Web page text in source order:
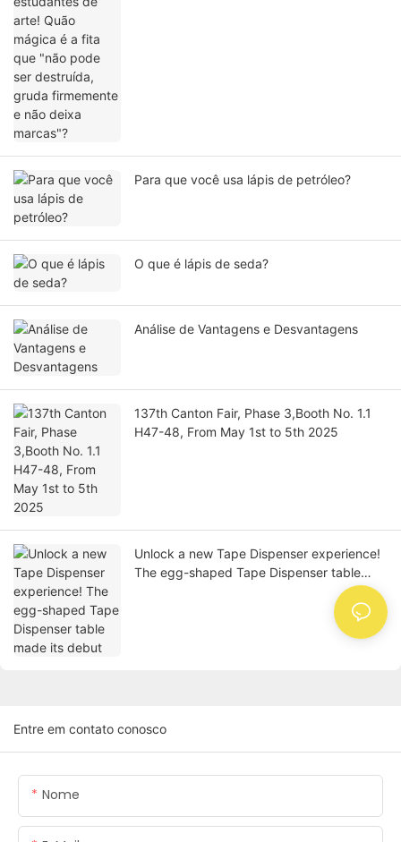
Para que você usa lápis de petróleo?
O que é lápis de seda?
Análise de Vantagens e Desvantagens
137th Canton Fair, Phase 3,Booth No. 1.1
H47-48, From May 1st to 5th 2025
Unlock a new Tape Dispenser experience!
The egg-shaped Tape Dispenser table
Entre em contato conosco
Nome